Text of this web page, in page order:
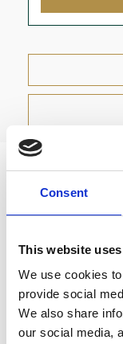
Consent
This website
We use cookies
provide social
We also share
our social media,
Technika V
Kunstlederen